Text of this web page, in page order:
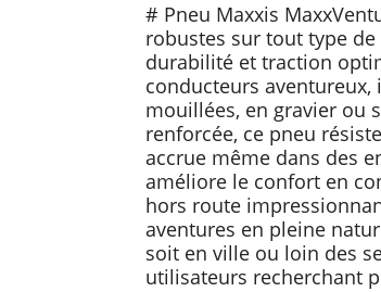
# Pneu Maxxis
robustes sur tout type
durabilité et traction
conducteurs aventureux,
mouillées, en gravier ou
renforcée, ce pneu
accrue même dans des
améliore le confort en
hors route
aventures en pleine
soit en ville ou loin des
utilisateurs recherchant